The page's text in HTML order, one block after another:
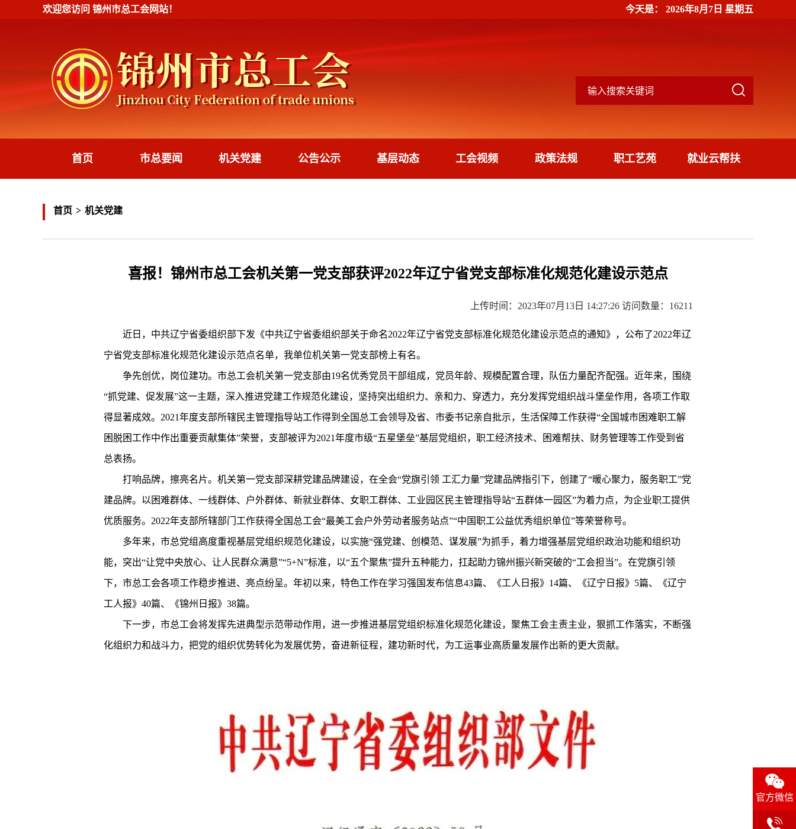

官方微信

欢迎您访问 锦州市总工会网站！ 今天是： 2026年8月7日 星期五

首页 市总要闻 机关党建 公告公示 基层动态 工会视频 政策法规 职工艺苑 就业云帮扶
首页 > 机关党建
喜报！锦州市总工会机关第一党支部获评2022年辽宁省党支部标准化规范化建设示范点
上传时间：2023年07月13日 14:27:26 访问数量：16211
近日，中共辽宁省委组织部下发《中共辽宁省委组织部关于命名2022年辽宁省党支部标准化规范化建设示范点的通知》，公布了2022年辽
宁省党支部标准化规范化建设示范点名单，我单位机关第一党支部榜上有名。
争先创优，岗位建功。市总工会机关第一党支部由19名优秀党员干部组成，党员年龄、规模配置合理，队伍力量配齐配强。近年来，围绕
“抓党建、促发展”这一主题，深入推进党建工作规范化建设，坚持突出组织力、亲和力、穿透力，充分发挥党组织战斗堡垒作用，各项工作取
得显著成效。2021年度支部所辖民主管理指导站工作得到全国总工会领导及省、市委书记亲自批示，生活保障工作获得“全国城市困难职工解
困脱困工作中作出重要贡献集体”荣誉，支部被评为2021年度市级“五星堡垒”基层党组织，职工经济技术、困难帮扶、财务管理等工作受到省
总表扬。
打响品牌，擦亮名片。机关第一党支部深耕党建品牌建设，在全会“党旗引领 工汇力量”党建品牌指引下，创建了“暖心聚力，服务职工”党
建品牌。以困难群体、一线群体、户外群体、新就业群体、女职工群体、工业园区民主管理指导站“五群体一园区”为着力点，为企业职工提供
优质服务。2022年支部所辖部门工作获得全国总工会“最美工会户外劳动者服务站点”“中国职工公益优秀组织单位”等荣誉称号。
多年来，市总党组高度重视基层党组织规范化建设，以实施“强党建、创模范、谋发展”为抓手，着力增强基层党组织政治功能和组织功
能，突出“让党中央放心、让人民群众满意”“5+N”标准，以“五个聚焦”提升五种能力，扛起助力锦州振兴新突破的“工会担当”。在党旗引领
下，市总工会各项工作稳步推进、亮点纷呈。年初以来，特色工作在学习强国发布信息43篇、《工人日报》14篇、《辽宁日报》5篇、《辽宁
工人报》40篇、《锦州日报》38篇。
下一步，市总工会将发挥先进典型示范带动作用，进一步推进基层党组织标准化规范化建设，聚焦工会主责主业，狠抓工作落实，不断强
化组织力和战斗力，把党的组织优势转化为发展优势，奋进新征程，建功新时代，为工运事业高质量发展作出新的更大贡献。